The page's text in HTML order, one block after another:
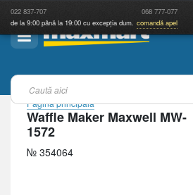
022 837-707 068 777-077
de la 9:00 până la 19:00 cu excepția dum. comandă apel
Pagina principală
Waffle Maker Maxwell MW-
1572
№ 354064